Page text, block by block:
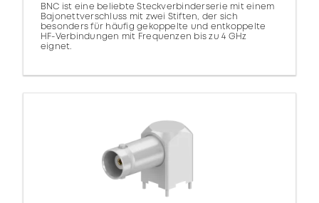
BNC ist eine beliebte Steckverbinderserie mit einem
Bajonettverschluss mit zwei Stiften, der sich
besonders für häufig gekoppelte und entkoppelte
HF-Verbindungen mit Frequenzen bis zu 4 GHz
eignet.